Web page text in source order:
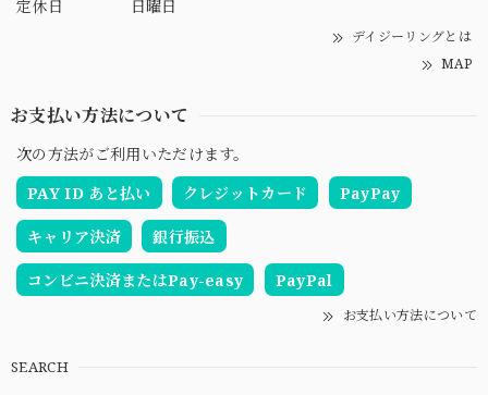
定休日
日曜日
デイジーリングとは
MAP
お支払い方法について
次の方法がご利用いただけます。
PAY ID あと払い
クレジットカード PayPay
キャリア決済 銀行振込
コンビニ決済またはPay-easy PayPal
お支払い方法について
SEARCH